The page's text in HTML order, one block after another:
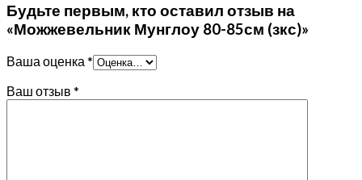
Будьте первым, кто оставил отзыв на
«Можжевельник Мунглоу 80-85см (зкс)»
Ваша оценка *
Ваш отзыв *